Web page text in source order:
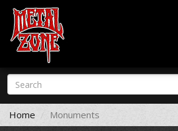
Skip
main
content
Search
form
Search
Home Monuments